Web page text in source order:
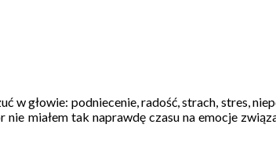
w głowie: podniecenie, radość, strach, stres,
miałem tak naprawdę czasu na emocje